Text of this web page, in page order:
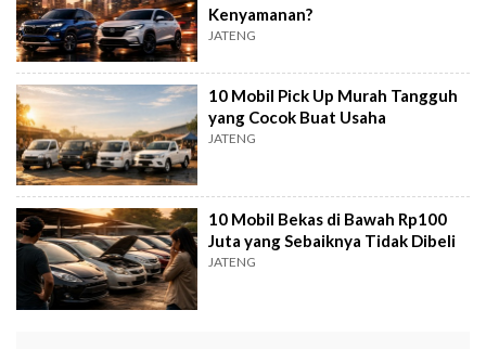
Kenyamanan?
JATENG
10 Mobil Pick Up Murah Tangguh
yang Cocok Buat Usaha
JATENG
10 Mobil Bekas di Bawah Rp100
Juta yang Sebaiknya Tidak Dibeli
JATENG